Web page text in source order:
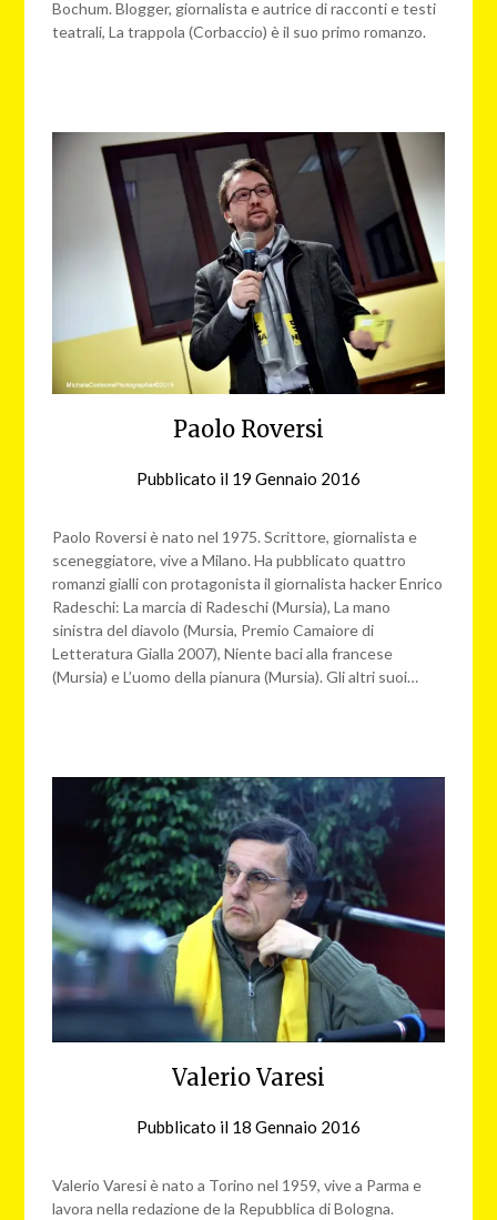
Bochum. Blogger, giornalista e autrice di racconti e testi
teatrali, La trappola (Corbaccio) è il suo primo romanzo.
Paolo Roversi
Pubblicato il 19 Gennaio 2016
web
Paolo Roversi è nato nel 1975. Scrittore, giornalista e
sceneggiatore, vive a Milano. Ha pubblicato quattro
romanzi gialli con protagonista il giornalista hacker Enrico
Radeschi: La marcia di Radeschi (Mursia), La mano
sinistra del diavolo (Mursia, Premio Camaiore di
Letteratura Gialla 2007), Niente baci alla francese
(Mursia) e L’uomo della pianura (Mursia). Gli altri suoi…
Valerio Varesi
Pubblicato il 18 Gennaio 2016
web
Valerio Varesi è nato a Torino nel 1959, vive a Parma e
lavora nella redazione de la Repubblica di Bologna.